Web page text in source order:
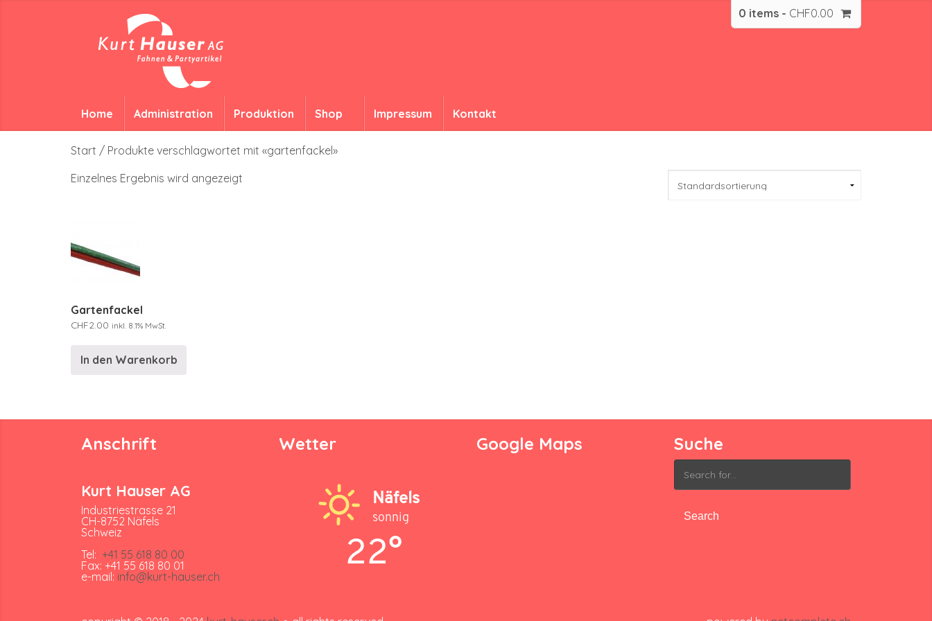
0 items - CHF0.00
Home Administration Produktion Shop Impressum Kontakt
Start / Produkte verschlagwortet mit «gartenfackel»
Einzelnes Ergebnis wird angezeigt
Gartenfackel
CHF2.00 inkl. 8.1% MwSt.
In den Warenkorb
Anschrift
Kurt Hauser AG
Industriestrasse 21
CH-8752 Näfels
Schweiz
Tel: +41 55 618 80 00
Fax: +41 55 618 80 01
e-mail: info@kurt-hauser.ch
Wetter
Näfels
sonnig
22°
Google Maps Suche
Search
for: